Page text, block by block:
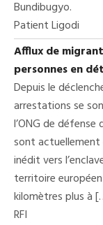
Bundibugyo.
Patient Ligodi
Afflux de
personnes en
Depuis le
arrestations se
l’ONG de défense
sont
inédit vers
territoire
kilomètres plus à
RFI